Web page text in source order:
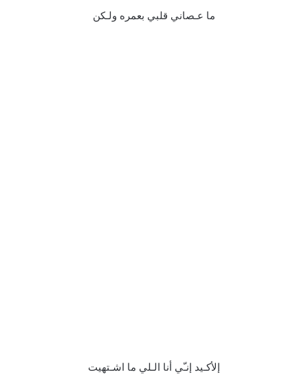
ما عـصاني قلبي بعمره ولـكن
إلأكـيد إنـّي أنا الـلي ما اشـتهيت